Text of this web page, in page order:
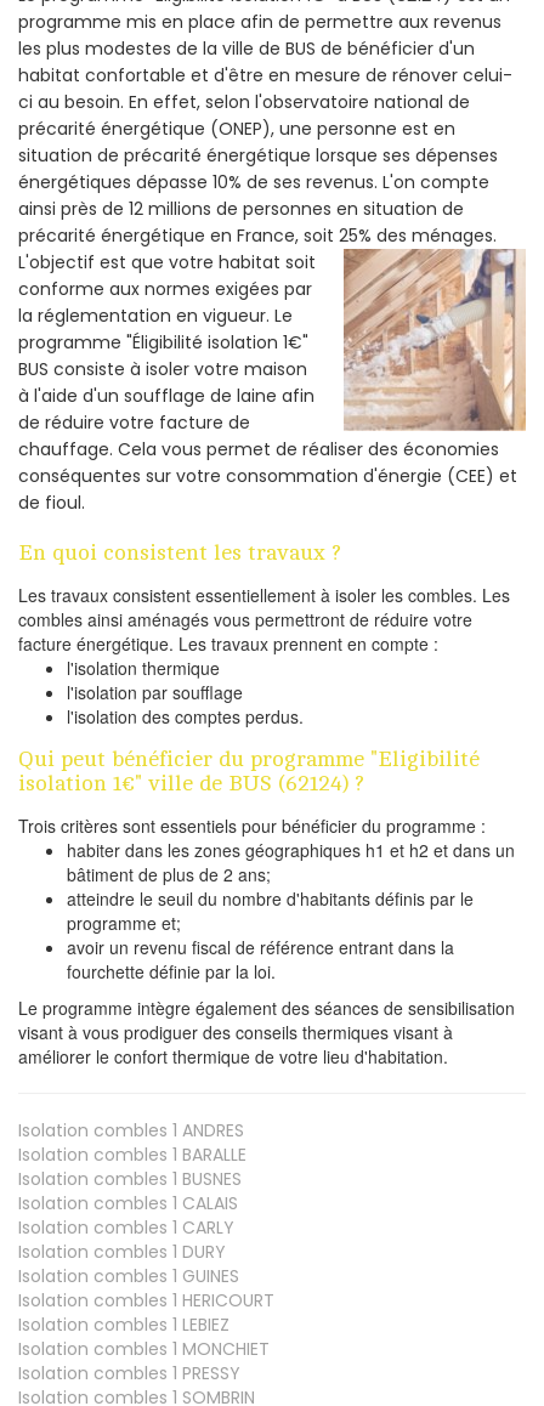
programme mis en place afin de permettre aux revenus
les plus modestes de la ville de BUS de bénéficier d'un
habitat confortable et d'être en mesure de rénover celui-
ci au besoin. En effet, selon l'observatoire national de
précarité énergétique (ONEP), une personne est en
situation de précarité énergétique lorsque ses dépenses
énergétiques dépasse 10% de ses revenus. L'on compte
ainsi près de 12 millions de personnes en situation de
précarité énergétique en France, soit 25% des ménages.
L'objectif est que votre habitat soit
conforme aux normes exigées par
la réglementation en vigueur. Le
programme "Éligibilité isolation 1€"
BUS consiste à isoler votre maison
à l'aide d'un soufflage de laine afin
de réduire votre facture de
chauffage. Cela vous permet de réaliser des économies
conséquentes sur votre consommation d'énergie (CEE) et
de fioul.
En quoi consistent les travaux ?
Les travaux consistent essentiellement à isoler les combles. Les
combles ainsi aménagés vous permettront de réduire votre
facture énergétique. Les travaux prennent en compte :
l'isolation thermique
l'isolation par soufflage
l'isolation des comptes perdus.
Qui peut bénéficier du programme "Eligibilité
isolation 1€" ville de BUS (62124) ?
Trois critères sont essentiels pour bénéficier du programme :
habiter dans les zones géographiques h1 et h2 et dans un
bâtiment de plus de 2 ans;
atteindre le seuil du nombre d'habitants définis par le
programme et;
avoir un revenu fiscal de référence entrant dans la
fourchette définie par la loi.
Le programme intègre également des séances de sensibilisation
visant à vous prodiguer des conseils thermiques visant à
améliorer le confort thermique de votre lieu d'habitation.
Isolation combles 1 ANDRES
Isolation combles 1 BARALLE
Isolation combles 1 BUSNES
Isolation combles 1 CALAIS
Isolation combles 1 CARLY
Isolation combles 1 DURY
Isolation combles 1 GUINES
Isolation combles 1 HERICOURT
Isolation combles 1 LEBIEZ
Isolation combles 1 MONCHIET
Isolation combles 1 PRESSY
Isolation combles 1 SOMBRIN